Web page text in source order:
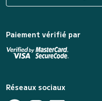
Paiement vérifié par
Réseaux sociaux